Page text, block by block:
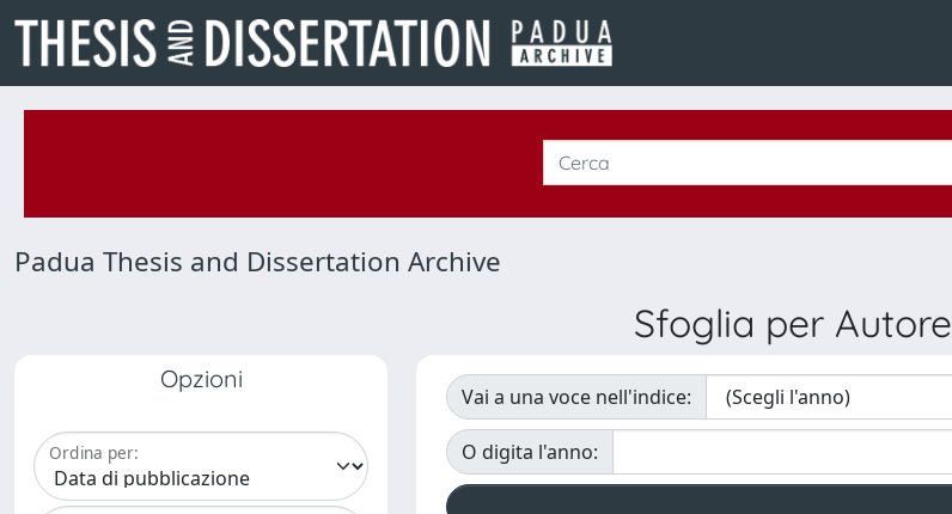
Padua Thesis and Dissertation Archive
Sfoglia per Autore
Opzioni
Ordina per:
Vai a una voce nell'indice:
O digita l'anno: